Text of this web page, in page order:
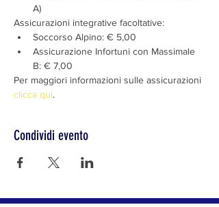
A)
Assicurazioni integrative facoltative:
Soccorso Alpino: € 5,00
Assicurazione Infortuni con Massimale
B: € 7,00
Per maggiori informazioni sulle assicurazioni
clicca qui.
Condividi evento